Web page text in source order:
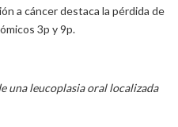
a cáncer destaca la pérdida de
3p y 9p.
una leucoplasia oral localizada